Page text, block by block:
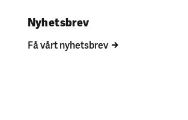
Nyhetsbrev
Få vårt nyhetsbrev